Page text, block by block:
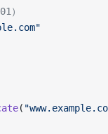
）
(